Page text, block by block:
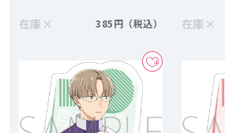
在庫 × 385円 在庫 ×